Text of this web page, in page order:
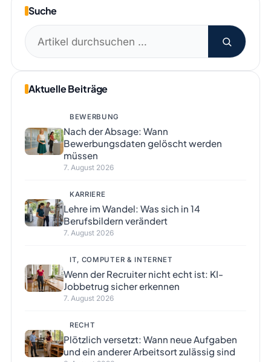
Suche
Suchen
nach:
Aktuelle Beiträge
BEWERBUNG
Nach der Absage: Wann
Bewerbungsdaten gelöscht werden
müssen
7. August 2026
KARRIERE
Lehre im Wandel: Was sich in 14
Berufsbildern verändert
7. August 2026
IT, COMPUTER & INTERNET
Wenn der Recruiter nicht echt ist: KI-
Jobbetrug sicher erkennen
7. August 2026
RECHT
Plötzlich versetzt: Wann neue Aufgaben
und ein anderer Arbeitsort zulässig sind